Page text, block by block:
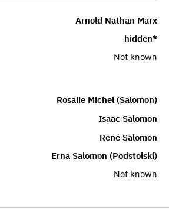
Arnold Nathan Marx
hidden*
Not known
Rosalie Michel (Salomon)
Isaac Salomon
René Salomon
Erna Salomon (Podstolski)
Not known